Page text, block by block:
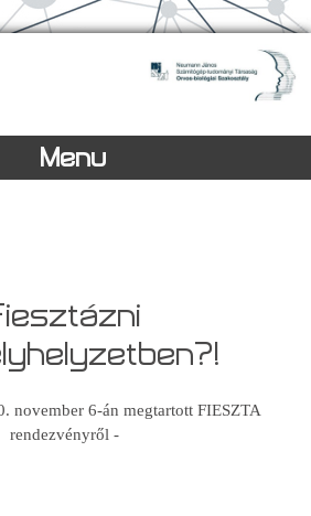
Menu
november 6-án megtartott FIESZTA
rendezvényről -